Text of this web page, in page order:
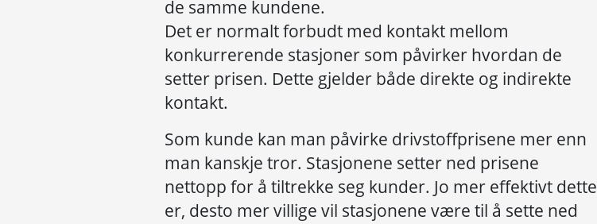
de samme kundene.
Det er normalt forbudt med kontakt mellom
konkurrerende stasjoner som påvirker hvordan de
setter prisen. Dette gjelder både direkte og indirekte
kontakt.
Som kunde kan man påvirke drivstoffprisene mer enn
man kanskje tror. Stasjonene setter ned prisene
nettopp for å tiltrekke seg kunder. Jo mer effektivt dette
er, desto mer villige vil stasjonene være til å sette ned